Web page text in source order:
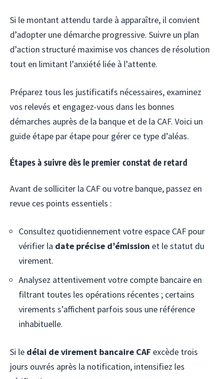
Si le montant attendu tarde à apparaître, il convient
d’adopter une démarche progressive. Suivre un plan
d’action structuré maximise vos chances de résolution
tout en limitant l’anxiété liée à l’attente.
Préparez tous les justificatifs nécessaires, examinez
vos relevés et engagez-vous dans les bonnes
démarches auprès de la banque et de la CAF. Voici un
guide étape par étape pour gérer ce type d’aléas.
Étapes à suivre dès le premier constat de retard
Avant de solliciter la CAF ou votre banque, passez en
revue ces points essentiels :
Consultez quotidiennement votre espace CAF pour
vérifier la date précise d’émission et le statut du
virement.
Analysez attentivement votre compte bancaire en
filtrant toutes les opérations récentes ; certains
virements s’affichent parfois sous une référence
inhabituelle.
Si le délai de virement bancaire CAF excède trois
jours ouvrés après la notification, intensifiez les